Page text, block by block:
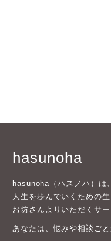
hasunoha
hasunoha（ハスノハ）は
人生を歩んでいくための
お坊さんよりいただくサー
あなたは、悩みや相談ご